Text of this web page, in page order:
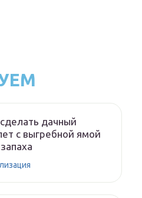
дачный
с выгребной ямой